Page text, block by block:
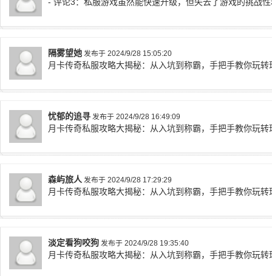
隔雾望她 发布于 2024/9/28 15:05:20
月卡传奇私服攻略大揭秘：从入坑到称霸，手把手教你玩转
忧郁的追寻 发布于 2024/9/28 16:49:09
月卡传奇私服攻略大揭秘：从入坑到称霸，手把手教你玩转
森屿旅人 发布于 2024/9/28 17:29:29
月卡传奇私服攻略大揭秘：从入坑到称霸，手把手教你玩转
淡定看狗咬狗 发布于 2024/9/28 19:35:40
月卡传奇私服攻略大揭秘：从入坑到称霸，手把手教你玩转